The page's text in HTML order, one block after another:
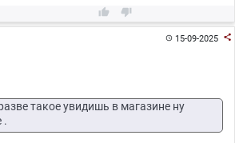
 
15-09-2025 
такое увидишь в магазине ну
.